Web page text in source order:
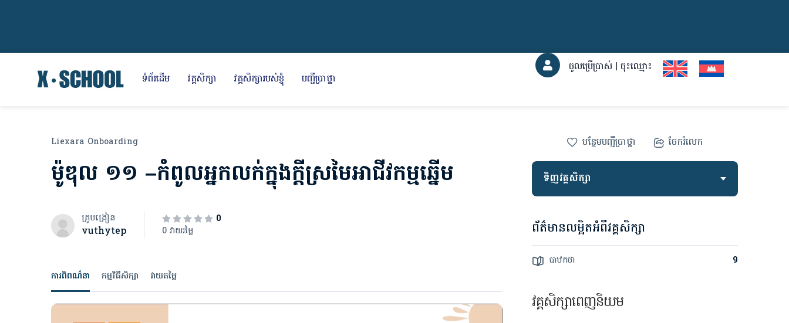
ទំព័រដើម វគ្គសិក្សា វគ្គសិក្សារបស់ខ្ញុំ បញ្ជីប្រាថ្នា
ចូលប្រើប្រាស់ | ចុះឈ្មោះ
Liexara Onboarding
ម៉ូឌុល​ ១១ –កំពូលអ្នកលក់ក្នុងក្ដីស្រមៃអាជីវកម្មឆ្នើម
គ្រូបង្រៀន
vuthytep
0
0 វាយរម្លៃ
ការពិពណ៌នា កម្មវិធីសិក្សា វាយតម្លៃ
បន្ថែម​បញ្ជី​ប្រាថ្នា ចែករំលេក
ទិញវគ្គសិក្សា
ព័ត៌មានលម្អិតអំពីវគ្គសិក្សា
បាឋកថា 9
វគ្គសិក្សាពេញនិយម